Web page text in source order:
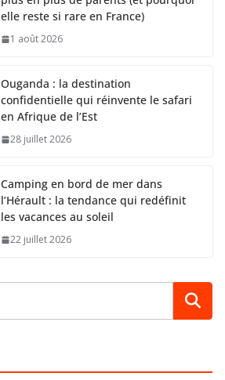
elle reste si rare en France)
1 août 2026
Ouganda : la destination
confidentielle qui réinvente le safari
en Afrique de l’Est
28 juillet 2026
Camping en bord de mer dans
l’Hérault : la tendance qui redéfinit
les vacances au soleil
22 juillet 2026